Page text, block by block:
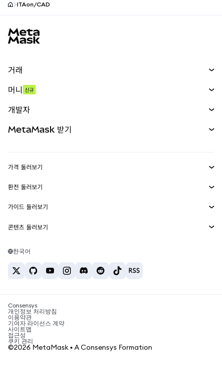
ITAon/CAD
거래
무기한 선물
실물자산
머니 신규
개발자
MetaMask Connect
Snaps
웹3 서비스
MetaMask 받기
보안
고객 지원
채용
가격 둘러보기
이더리움 가격
솔라나 가격
테더 가격
환전 둘러보기
ETH를 USD로 환전
USDT를 INR로 환전
BTC를 INR로 환전
ETH를 USDT로 환전
가이드 둘러보기
ETH 매수
USDT 매수
SHIB 매수
BNB 매수
콘텐츠 둘러보기
솔라나 지갑
암호화폐 세금 뉴스
암호화폐 매수 방법
비트코인 매도 방법
한국어
Consensys
개인정보 처리방침
이용약관
기여자 라이선스 계약
사이트맵
접근성
쿠키 관리
©2026 MetaMask • A Consensys Formation